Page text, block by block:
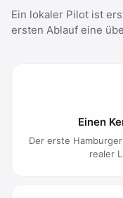
Ein lokaler Pilot ist
ersten Ablauf eine
Einen
Der erste
realer